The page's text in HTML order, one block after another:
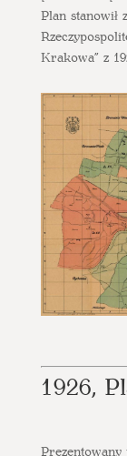
Plan stanowił
Krakowa” z
1926,